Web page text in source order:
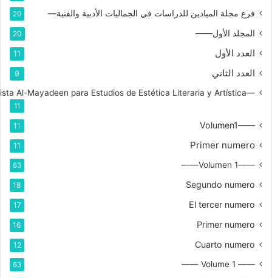
فرع مجلة الميادين للدراسات في الجماليات الأدبية والفنية— 20
المجلد الأول—— 20
العدد الأول 11
العدد الثاني 9
—Rama de la Revista Al-Mayadeen para Estudios de Estética Literaria y Artística
11
——Volumen1
11
Primer numero
11
——Volumen 1——
63
Segundo numero
18
El tercer numero
17
Primer numero
16
Cuarto numero
12
—— Volume 1 ——
63